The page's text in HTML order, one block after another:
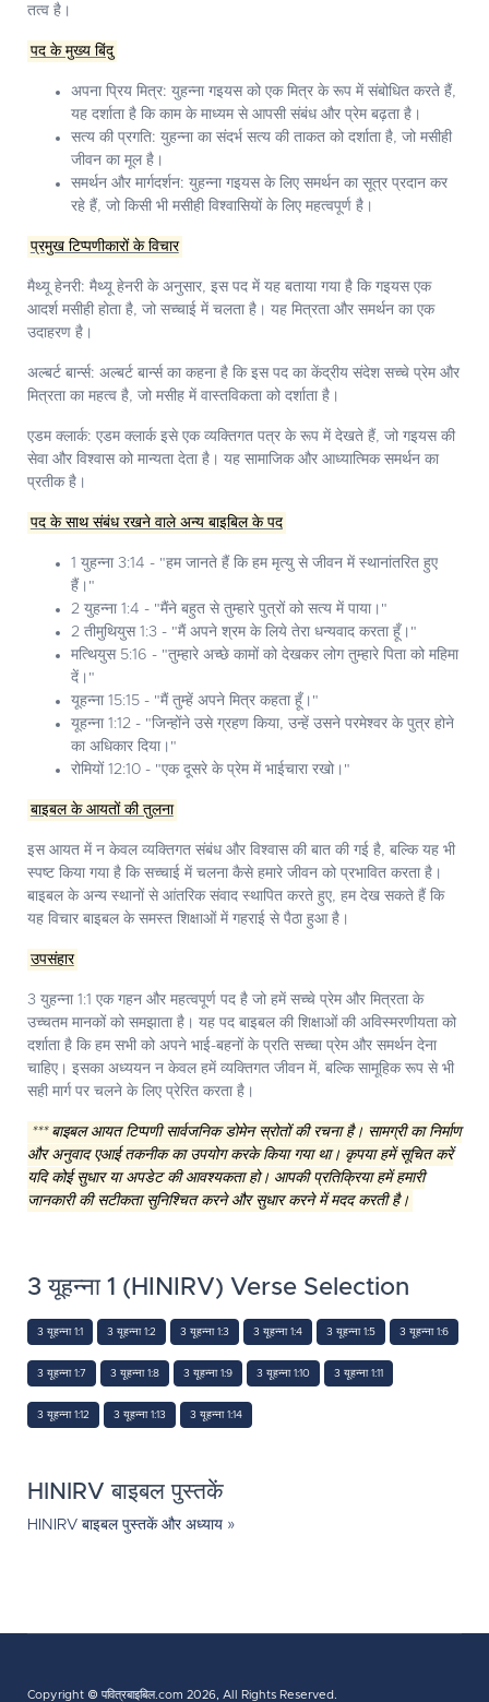
तत्व है।
पद के मुख्य बिंदु
अपना प्रिय मित्र: युहन्ना गइयस को एक मित्र के रूप में संबोधित करते हैं,
यह दर्शाता है कि काम के माध्यम से आपसी संबंध और प्रेम बढ़ता है।
सत्य की प्रगति: युहन्ना का संदर्भ सत्य की ताकत को दर्शाता है, जो मसीही
जीवन का मूल है।
समर्थन और मार्गदर्शन: युहन्ना गइयस के लिए समर्थन का सूत्र प्रदान कर
रहे हैं, जो किसी भी मसीही विश्वासियों के लिए महत्वपूर्ण है।
प्रमुख टिप्पणीकारों के विचार
मैथ्यू हेनरी: मैथ्यू हेनरी के अनुसार, इस पद में यह बताया गया है कि गइयस एक
आदर्श मसीही होता है, जो सच्चाई में चलता है। यह मित्रता और समर्थन का एक
उदाहरण है।
अल्बर्ट बार्न्स: अल्बर्ट बार्न्स का कहना है कि इस पद का केंद्रीय संदेश सच्चे प्रेम और
मित्रता का महत्व है, जो मसीह में वास्तविकता को दर्शाता है।
एडम क्लार्क: एडम क्लार्क इसे एक व्यक्तिगत पत्र के रूप में देखते हैं, जो गइयस की
सेवा और विश्वास को मान्यता देता है। यह सामाजिक और आध्यात्मिक समर्थन का
प्रतीक है।
पद के साथ संबंध रखने वाले अन्य बाइबिल के पद
1 युहन्ना 3:14 - "हम जानते हैं कि हम मृत्यु से जीवन में स्थानांतरित हुए
हैं।"
2 युहन्ना 1:4 - "मैंने बहुत से तुम्हारे पुत्रों को सत्य में पाया।"
2 तीमुथियुस 1:3 - "मैं अपने श्रम के लिये तेरा धन्यवाद करता हूँ।"
मत्थियुस 5:16 - "तुम्हारे अच्छे कामों को देखकर लोग तुम्हारे पिता को महिमा
दें।"
यूहन्ना 15:15 - "मैं तुम्हें अपने मित्र कहता हूँ।"
यूहन्ना 1:12 - "जिन्होंने उसे ग्रहण किया, उन्हें उसने परमेश्वर के पुत्र होने
का अधिकार दिया।"
रोमियों 12:10 - "एक दूसरे के प्रेम में भाईचारा रखो।"
बाइबल के आयतों की तुलना
इस आयत में न केवल व्यक्तिगत संबंध और विश्वास की बात की गई है, बल्कि यह भी
स्पष्ट किया गया है कि सच्चाई में चलना कैसे हमारे जीवन को प्रभावित करता है।
बाइबल के अन्य स्थानों से आंतरिक संवाद स्थापित करते हुए, हम देख सकते हैं कि
यह विचार बाइबल के समस्त शिक्षाओं में गहराई से पैठा हुआ है।
उपसंहार
3 युहन्ना 1:1 एक गहन और महत्वपूर्ण पद है जो हमें सच्चे प्रेम और मित्रता के
उच्चतम मानकों को समझाता है। यह पद बाइबल की शिक्षाओं की अविस्मरणीयता को
दर्शाता है कि हम सभी को अपने भाई-बहनों के प्रति सच्चा प्रेम और समर्थन देना
चाहिए। इसका अध्ययन न केवल हमें व्यक्तिगत जीवन में, बल्कि सामूहिक रूप से भी
सही मार्ग पर चलने के लिए प्रेरित करता है।
*** बाइबल आयत टिप्पणी सार्वजनिक डोमेन स्रोतों की रचना है। सामग्री का निर्माण
और अनुवाद एआई तकनीक का उपयोग करके किया गया था। कृपया हमें सूचित करें
यदि कोई सुधार या अपडेट की आवश्यकता हो। आपकी प्रतिक्रिया हमें हमारी
जानकारी की सटीकता सुनिश्चित करने और सुधार करने में मदद करती है।
3 यूहन्ना 1 (HINIRV) Verse Selection
3 यूहन्ना 1:1 3 यूहन्ना 1:2 3 यूहन्ना 1:3 3 यूहन्ना 1:4 3 यूहन्ना 1:5 3 यूहन्ना 1:6
3 यूहन्ना 1:7 3 यूहन्ना 1:8 3 यूहन्ना 1:9 3 यूहन्ना 1:10 3 यूहन्ना 1:11
3 यूहन्ना 1:12 3 यूहन्ना 1:13 3 यूहन्ना 1:14
HINIRV बाइबल पुस्तकें
HINIRV बाइबल पुस्तकें और अध्याय »
Copyright © पवित्रबाइबिल.com 2026, All Rights Reserved.